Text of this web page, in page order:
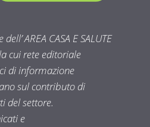
AREA CASA E SALUTE
cui rete editoriale
di informazione
sul contributo di
del settore.
e